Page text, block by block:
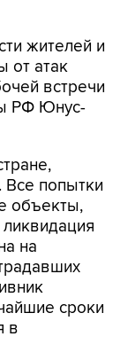
жителей и
от атак
встречи
РФ Юнус-
Все попытки
объекты,
на
сроки
в